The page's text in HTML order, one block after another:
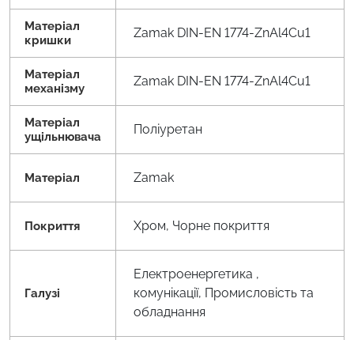
Матеріал
кришки
Zamak DIN-EN 1774-ZnAl4Cu1
Матеріал
механізму
Zamak DIN-EN 1774-ZnAl4Cu1
Матеріал
ущільнювача
Поліуретан
Матеріал Zamak
Покриття Хром, Чорне покриття
Галузі
Електроенергетика ,
комунікації, Промисловість та
обладнання